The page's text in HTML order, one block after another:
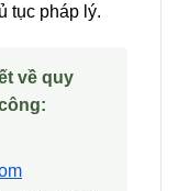
tục pháp lý.
về quy